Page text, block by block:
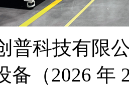
普科技有限
备（2026 年